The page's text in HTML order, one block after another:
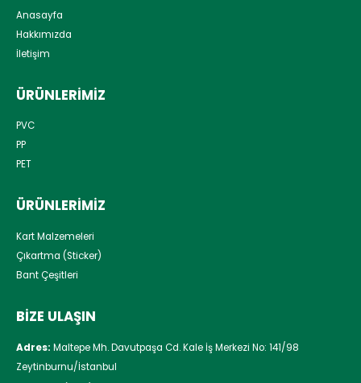
Anasayfa
Hakkımızda
İletişim
ÜRÜNLERIMIZ
PVC
PP
PET
ÜRÜNLERIMIZ
Kart Malzemeleri
Çıkartma (Sticker)
Bant Çeşitleri
BIZE ULAŞIN
Adres: Maltepe Mh. Davutpaşa Cd. Kale İş Merkezi No: 141/98
Zeytinburnu/İstanbul